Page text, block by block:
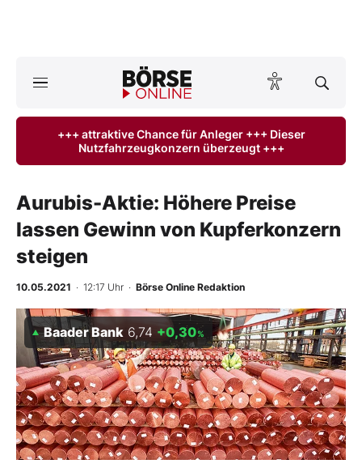
ktuelle Ausgabe BÖRSE ONLINE lesen
Anlageprodukte
Finanz-Check
Abo & Shop
BO-Musterdepots
Experten
Mein B:O
Mein Konto
+++ attraktive Chance für Anleger +++ Dieser
Nutzfahrzeugkonzern überzeugt +++
Aurubis-Aktie: Höhere Preise
lassen Gewinn von Kupferkonzern
steigen
10.05.2021 · 12:17 Uhr · Börse Online Redaktion
Baader Bank 6,74 +0,30%